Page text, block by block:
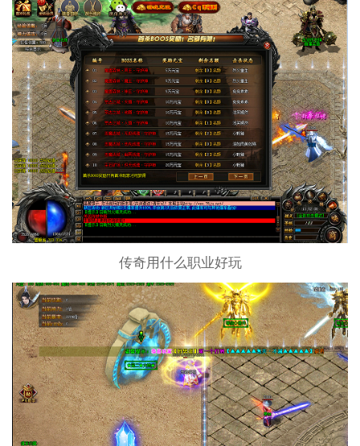
传奇用什么职业好玩